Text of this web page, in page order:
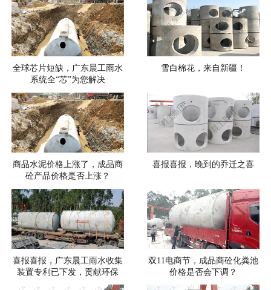
全球芯片短缺，广东晨工雨水
系统全“芯”为您解决
雪白棉花，来自新疆！
商品水泥价格上涨了，成品商
砼产品价格是否上涨？
喜报喜报，晚到的乔迁之喜
喜报喜报，广东晨工雨水收集
装置专利已下发，贡献环保
双11电商节，成品商砼化粪池
价格是否会下调？